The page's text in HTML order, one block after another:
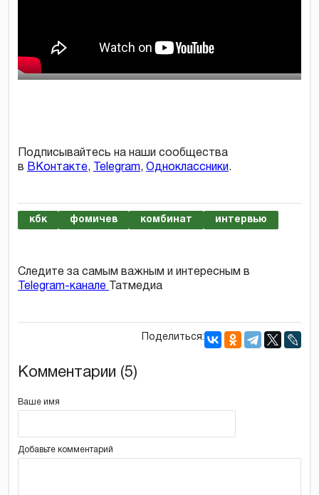
Подписывайтесь на наши сообщества
в ВКонтакте, Telegram, Одноклассники .
кбк фомичев комбинат интервью
Следите за самым важным и интересным в
Telegram-канале
Татмедиа
Поделиться:
Комментарии (5)
Ваше имя
Добавьте комментарий